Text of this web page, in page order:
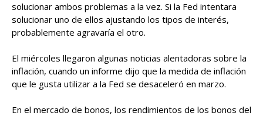
solucionar ambos problemas a la vez. Si la Fed intentara
solucionar uno de ellos ajustando los tipos de interés,
probablemente agravaría el otro.
El miércoles llegaron algunas noticias alentadoras sobre la
inflación, cuando un informe dijo que la medida de inflación
que le gusta utilizar a la Fed se desaceleró en marzo.
En el mercado de bonos, los rendimientos de los bonos del